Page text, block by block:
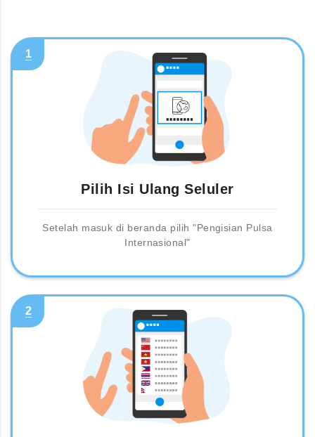
1
Pilih Isi Ulang Seluler
Setelah masuk di beranda pilih "Pengisian Pulsa
Internasional"
2